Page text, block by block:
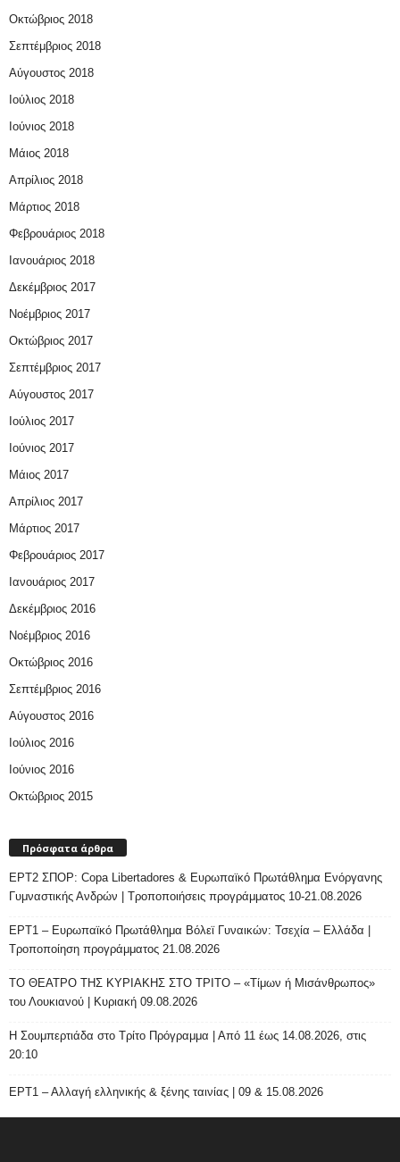
Οκτώβριος 2018
Σεπτέμβριος 2018
Αύγουστος 2018
Ιούλιος 2018
Ιούνιος 2018
Μάιος 2018
Απρίλιος 2018
Μάρτιος 2018
Φεβρουάριος 2018
Ιανουάριος 2018
Δεκέμβριος 2017
Νοέμβριος 2017
Οκτώβριος 2017
Σεπτέμβριος 2017
Αύγουστος 2017
Ιούλιος 2017
Ιούνιος 2017
Μάιος 2017
Απρίλιος 2017
Μάρτιος 2017
Φεβρουάριος 2017
Ιανουάριος 2017
Δεκέμβριος 2016
Νοέμβριος 2016
Οκτώβριος 2016
Σεπτέμβριος 2016
Αύγουστος 2016
Ιούλιος 2016
Ιούνιος 2016
Οκτώβριος 2015
Πρόσφατα άρθρα
ΕΡΤ2 ΣΠΟΡ: Copa Libertadores & Ευρωπαϊκό Πρωτάθλημα Ενόργανης
Γυμναστικής Ανδρών | Τροποποιήσεις προγράμματος 10-21.08.2026
ΕΡΤ1 – Ευρωπαϊκό Πρωτάθλημα Βόλεϊ Γυναικών: Τσεχία – Ελλάδα |
Τροποποίηση προγράμματος 21.08.2026
ΤΟ ΘΕΑΤΡΟ ΤΗΣ ΚΥΡΙΑΚΗΣ ΣΤΟ ΤΡΙΤΟ – «Τίμων ή Μισάνθρωπος»
του Λουκιανού | Κυριακή 09.08.2026
H Σουμπερτιάδα στο Τρίτο Πρόγραμμα | Από 11 έως 14.08.2026, στις
20:10
ΕΡΤ1 – Αλλαγή ελληνικής & ξένης ταινίας | 09 & 15.08.2026